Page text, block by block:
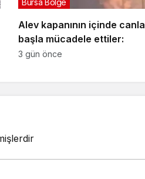
Alev kapanının içinde canla
başla mücadele ettiler:
Bursa Bölge
3 gün önce